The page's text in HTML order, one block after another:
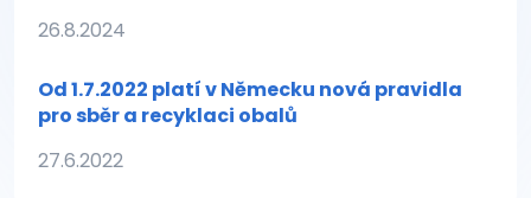
26.8.2024
Od 1.7.2022 platí v Německu nová pravidla
pro sběr a recyklaci obalů
27.6.2022